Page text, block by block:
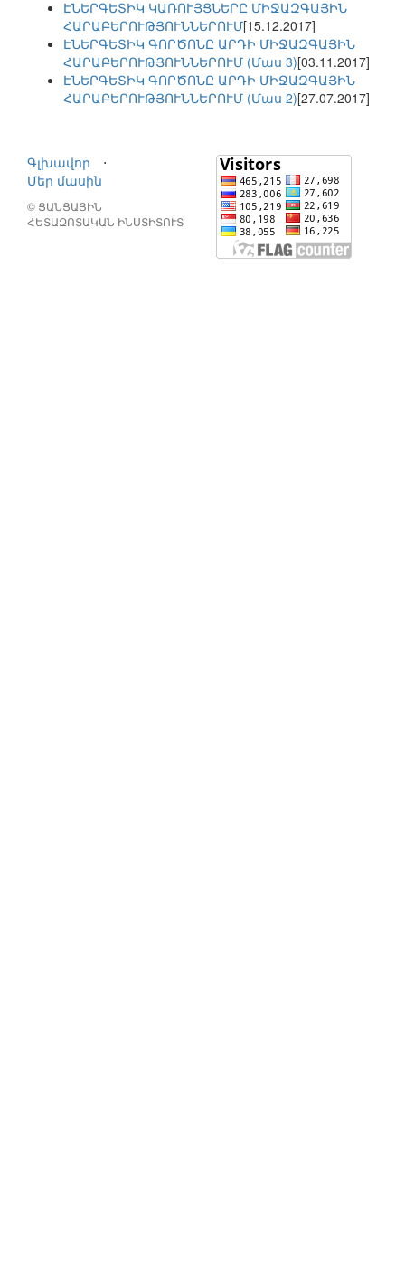
ԷՆԵՐԳԵՏԻԿ ԿԱՌՈՒՅՑՆԵՐԸ ՄԻՋԱԶԳԱՅԻՆ
ՀԱՐԱԲԵՐՈՒԹՅՈՒՆՆԵՐՈՒՄ[15.12.2017]
ԷՆԵՐԳԵՏԻԿ ԳՈՐԾՈՆԸ ԱՐԴԻ ՄԻՋԱԶԳԱՅԻՆ
ՀԱՐԱԲԵՐՈՒԹՅՈՒՆՆԵՐՈՒՄ (Մաս 3)[03.11.2017]
ԷՆԵՐԳԵՏԻԿ ԳՈՐԾՈՆԸ ԱՐԴԻ ՄԻՋԱԶԳԱՅԻՆ
ՀԱՐԱԲԵՐՈՒԹՅՈՒՆՆԵՐՈՒՄ (Մաս 2)[27.07.2017]
Գլխավոր
⋅
Մեր մասին
© ՑԱՆՑԱՅԻՆ
ՀԵՏԱԶՈՏԱԿԱՆ ԻՆՍՏԻՏՈՒՏ